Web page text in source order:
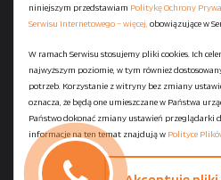
Kontakt
Regulamin
Polityka Ochrony
Polityka
niniejszym przedstawiam Politykę Ochrony
Serwisu Internetowego – więcej, obowiązujące w
W ramach Serwisu stosujemy pliki cookies. Ich
najwyższym poziomie, w tym również
potrzeb. Korzystanie z witryny bez zmiany
oznacza, że będą one umieszczane w Państwa
Państwo dokonać zmiany ustawień przeglądarki
informacje na ten temat znajdują w Polityce